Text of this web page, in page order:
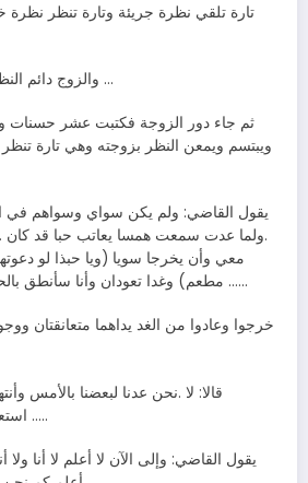
تارة تلقي نظرة جريئة وتارة تنظر
?والزوج دائم النظر والإبتسامة مستدامة …
ثم جاء دور الزوجة فكتبت عشر حسنات
ويبتسم ويمعن النظر بزوجته وهي تارة
يقول القاضي: ولم يكن سواي وسواهم في
.ولما عدت سمعت همسا يعاتب حبا قد كان
معي وأن يخرجا سويا (ويا حبذا لو
مطعم) وغدا تعودان وأنا سأنطق بالحكم الذي تريدانه .فوافقا ……
خرجوا وعادوا من الغد يداهما متعانقتان
قالا: لا .نحن عدنا لبعضنا بالأمس
استعدناه من الحب الذي بيننا …..